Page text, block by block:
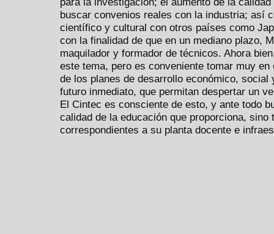
buscar convenios reales con la industria; así
científico y cultural con otros países como
con la finalidad de que en un mediano plazo,
maquilador y formador de técnicos. Ahora
este tema, pero es conveniente tomar muy
de los planes de desarrollo económico,
futuro inmediato, que permitan despertar un
El Cintec es consciente de esto, y ante todo
calidad de la educación que proporciona, sino
correspondientes a su planta docente e